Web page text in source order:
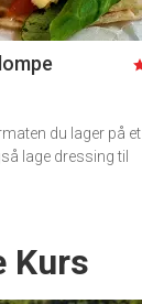
du lager på et
lage dressing til
Kurs